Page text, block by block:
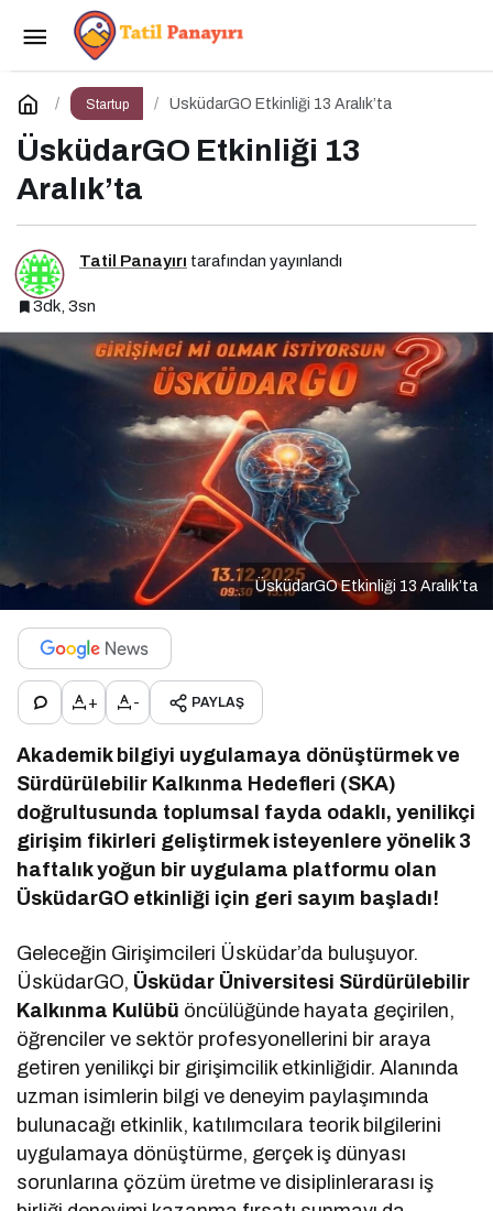
Startup ÜsküdarGO Etkinliği 13 Aralık’ta
ÜsküdarGO Etkinliği 13
Aralık’ta
Tatil Panayırı tarafından yayınlandı
3dk, 3sn
ÜsküdarGO Etkinliği 13 Aralık’ta
+ - PAYLAŞ
Akademik bilgiyi uygulamaya dönüştürmek ve
Sürdürülebilir Kalkınma Hedefleri (SKA)
doğrultusunda toplumsal fayda odaklı, yenilikçi
girişim fikirleri geliştirmek isteyenlere yönelik 3
haftalık yoğun bir uygulama platformu olan
ÜsküdarGO etkinliği için geri sayım başladı!
Geleceğin Girişimcileri Üsküdar’da buluşuyor.
ÜsküdarGO, Üsküdar Üniversitesi Sürdürülebilir
Kalkınma Kulübü öncülüğünde hayata geçirilen,
öğrenciler ve sektör profesyonellerini bir araya
getiren yenilikçi bir girişimcilik etkinliğidir. Alanında
uzman isimlerin bilgi ve deneyim paylaşımında
bulunacağı etkinlik, katılımcılara teorik bilgilerini
uygulamaya dönüştürme, gerçek iş dünyası
sorunlarına çözüm üretme ve disiplinlerarası iş
Medya Satın Alma Nedir? Etkili Medya Satın
Alma İçin 10 Altın İpucu
Yorum Yap